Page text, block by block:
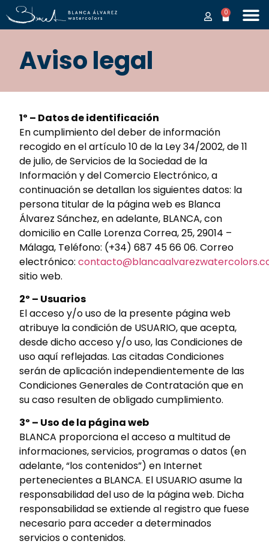
0
Aviso legal
1º – Datos de identificación
En cumplimiento del deber de información
recogido en el artículo 10 de la Ley 34/2002, de 11
de julio, de Servicios de la Sociedad de la
Información y del Comercio Electrónico, a
continuación se detallan los siguientes datos: la
persona titular de la página web es Blanca
Álvarez Sánchez, en adelante, BLANCA, con
domicilio en Calle Lorenza Correa, 25, 29014 –
Málaga, Teléfono: (+34) 687 45 66 06. Correo
electrónico:
sitio web.
2º – Usuarios
El acceso y/o uso de la presente página web
atribuye la condición de USUARIO, que acepta,
desde dicho acceso y/o uso, las Condiciones de
uso aquí reflejadas. Las citadas Condiciones
serán de aplicación independientemente de las
Condiciones Generales de Contratación que en
su caso resulten de obligado cumplimiento.
3º – Uso de la página web
BLANCA proporciona el acceso a multitud de
informaciones, servicios, programas o datos (en
adelante, “los contenidos”) en Internet
pertenecientes a BLANCA. El USUARIO asume la
responsabilidad del uso de la página web. Dicha
responsabilidad se extiende al registro que fuese
necesario para acceder a determinados
servicios o contenidos.